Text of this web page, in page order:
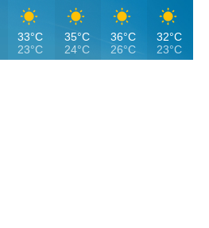
33°C
23°C
35°C
24°C
36°C
26°C
32°C
23°C